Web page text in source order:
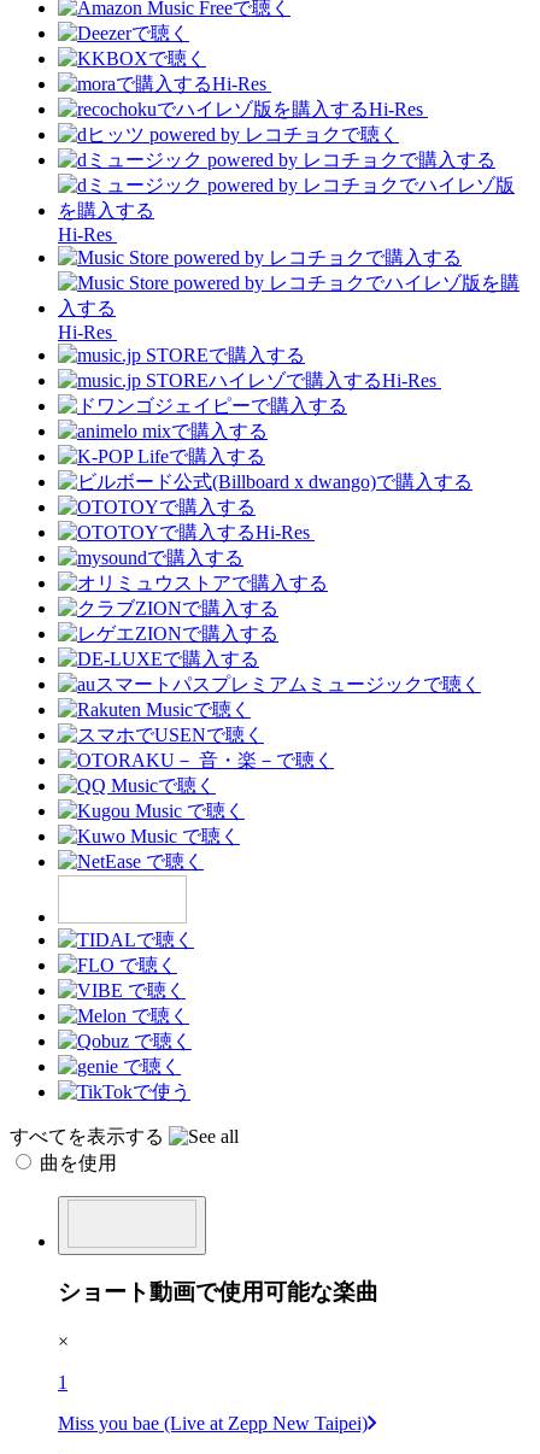
Hi-Res
Hi-Res
Hi-Res
Hi-Res
Hi-Res
Hi-Res
すべてを表示する
曲を使用
ショート動画で使用可能な楽曲
×
1
Miss you bae (Live at Zepp New Taipei)